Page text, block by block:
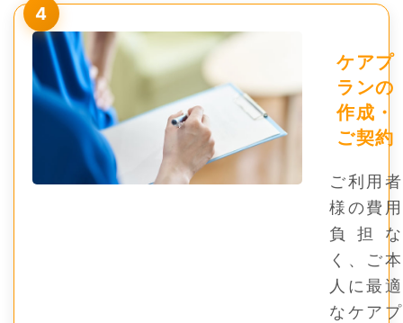
4
ケアプ
ランの
作成・
ご契約
ご利用者
様の費用
負担な
く、ご本
人に最適
なケアプ